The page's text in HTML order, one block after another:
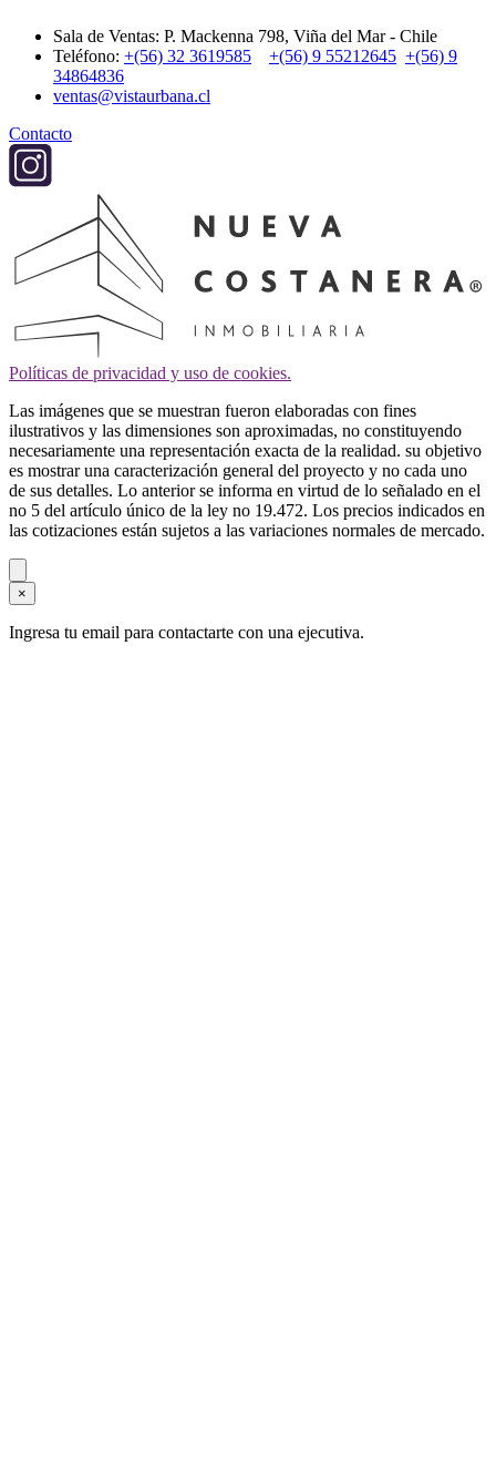
Sala de Ventas: P. Mackenna 798, Viña del Mar - Chile
Teléfono: +(56) 32 3619585 +(56) 9 55212645 +(56) 9
34864836
ventas@vistaurbana.cl
Contacto
Políticas de privacidad y uso de cookies.
Las imágenes que se muestran fueron elaboradas con fines
ilustrativos y las dimensiones son aproximadas, no constituyendo
necesariamente una representación exacta de la realidad. su objetivo
es mostrar una caracterización general del proyecto y no cada uno
de sus detalles. Lo anterior se informa en virtud de lo señalado en el
no 5 del artículo único de la ley no 19.472. Los precios indicados en
las cotizaciones están sujetos a las variaciones normales de mercado.
×
Ingresa tu email para contactarte con una ejecutiva.